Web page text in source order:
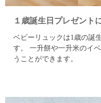
１歳誕生日プレゼント
ベビーリュックは1歳の誕
す。
一升餅や一升米のイ
うことができます。